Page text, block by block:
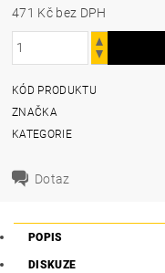
471 Kč bez DPH
KÓD PRODUKTU
ZNAČKA
KATEGORIE
Dotaz
POPIS
DISKUZE